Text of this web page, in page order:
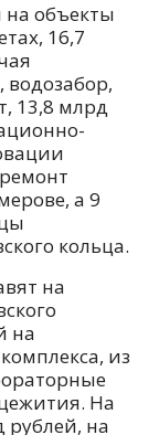
на объекты
16,7
водозабор,
13,8 млрд
а 9
кольца.
на
на
из
На
рублей, на